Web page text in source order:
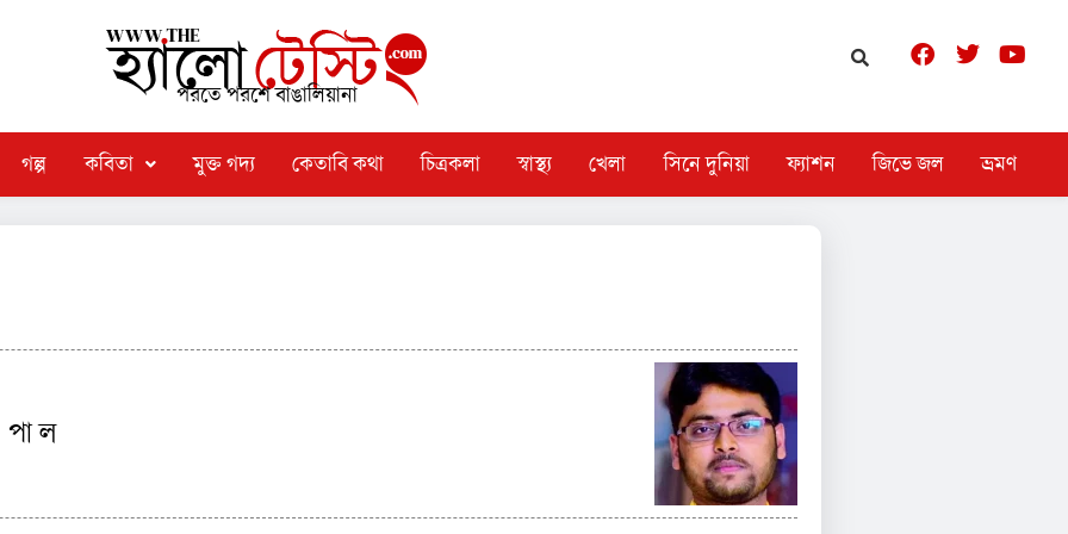
পরতে পরশে বাঙালিয়ানা
গল্প কবিতা মুক্ত গদ্য কেতাবি কথা চিত্রকলা স্বাস্থ্য খেলা সিনে দুনিয়া ফ্যাশন জিভে জল ভ্রমণ
পা ল